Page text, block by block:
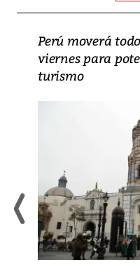
Perú moverá
viernes para
turismo